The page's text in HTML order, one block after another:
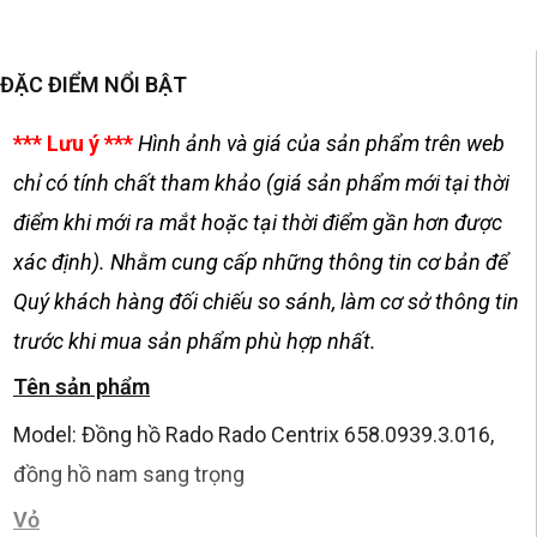
ĐẶC ĐIỂM NỔI BẬT
*** Lưu ý ***Hình ảnh và giá của sản phẩm trên web
chỉ có tính chất tham khảo (giá sản phẩm mới tại thời
điểm khi mới ra mắt hoặc tại thời điểm gần hơn được
xác định). Nhằm cung cấp những thông tin cơ bản để
Quý khách hàng đối chiếu so sánh, làm cơ sở thông tin
trước khi mua sản phẩm phù hợp nhất.
Tên sản phẩm
Model: Đồng hồ Rado Rado Centrix 658.0939.3.016,
đồng hồ nam sang trọng
Vỏ